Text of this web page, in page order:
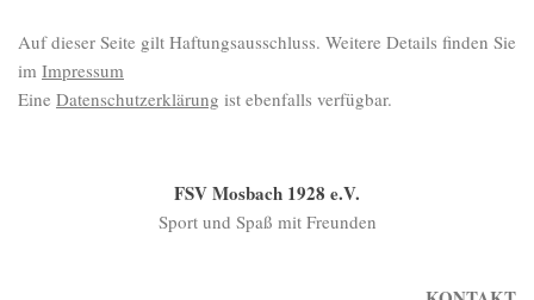
Auf dieser Seite gilt Haftungsausschluss. Weitere Details finden Sie
im Impressum
Eine Datenschutzerklärung ist ebenfalls verfügbar.
FSV Mosbach 1928 e.V.
Sport und Spaß mit Freunden